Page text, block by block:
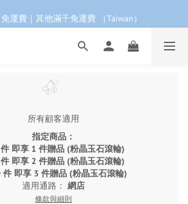
日下單 24小時內 快速出貨
運費｜其他滿千免運費 （Taiwan）
折再折$100｜加LINE領$68折價券 ➩
所有顧客適用
指定商品：
即享 1 件贈品 (粉晶玉石滾輪)
即享 2 件贈品 (粉晶玉石滾輪)
件 即享 3 件贈品 (粉晶玉石滾輪)
適用通路： 網店
條款與細則